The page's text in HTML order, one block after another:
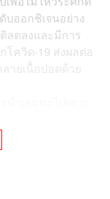
บออกชิเจนอย่าง
ลดลงและมีการ
โควิด-19 ส่งผลต่อ
ายเนื้อปอดด้วย
าะท่านมีอายุมาก
ดยทีมแพทย์